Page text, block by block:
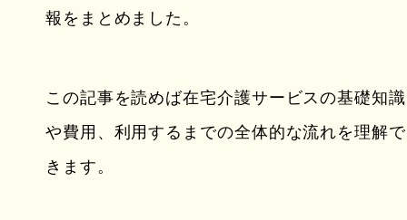
報をまとめました。
この記事を読めば在宅介護サービスの基礎知識
や費用、利用するまでの全体的な流れを理解で
きます。